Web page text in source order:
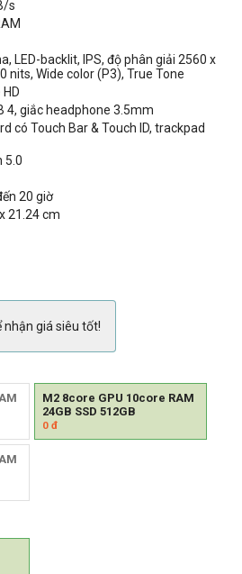
s
LED-backlit, IPS, độ phân giải 2560 x
nits, Wide color (P3), True Tone
4, giắc headphone 3.5mm
có Touch Bar & Touch ID, trackpad
5.0
20 giờ
21.24 cm
nhận giá siêu tốt!
M2 8core GPU 10core RAM
24GB SSD 512GB
0đ